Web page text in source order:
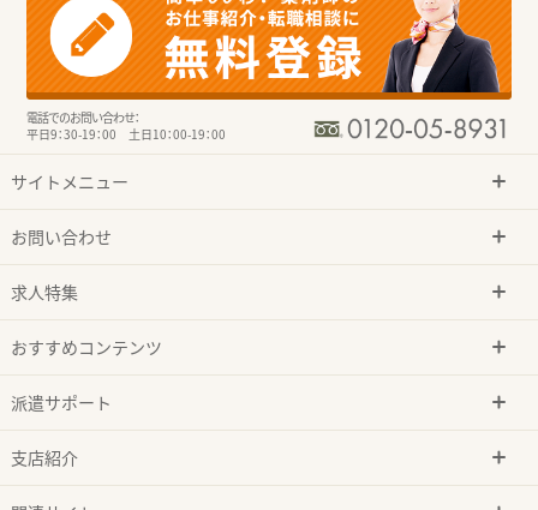
電話でのお問い合わせ：
平日9：30-19：00 土日10：00-19：00
サイトメニュー
お問い合わせ
求人特集
おすすめコンテンツ
派遣サポート
支店紹介